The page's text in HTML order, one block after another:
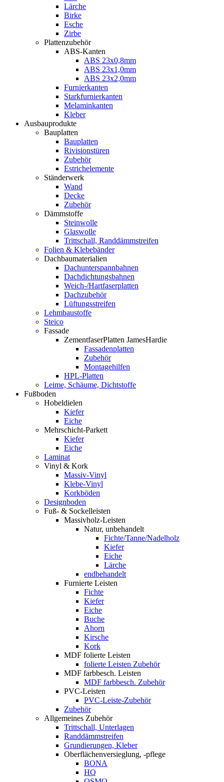
Lärche
Birke
Esche
Zirbe
Plattenzubehör
ABS-Kanten
ABS 23x0,8mm
ABS 23x1,0mm
ABS 23x2,0mm
Furnierkanten
Starkfurnierkanten
Melaminkanten
Kleber
Ausbauprodukte
Bauplatten
Bauplatten
Rivisionstüren
Zubehör
Estrichelemente
Ständerwerk
Wand
Decke
Zubehör
Dämmstoffe
Steinwolle
Glaswolle
Trittschall, Randdämmstreifen
Folien & Klebebänder
Dachbaumaterialien
Dachunterspannbahnen
Dachdichtungsbahnen
Weich-/Hartfaserplatten
Dachzubehör
Lüftungsstreifen
Lehmbaustoffe
Steico
Fassade
ZementfaserPlatten JamesHardie
Fassadenplatten
Zubehör
Montagehilfen
HPL-Platten
Leime, Schäume, Dichtstoffe
Fußboden
Hobeldielen
Kiefer
Eiche
Mehrschicht-Parkett
Kiefer
Eiche
Laminat
Vinyl & Kork
Massiv-Vinyl
Klebe-Vinyl
Korkböden
Designboden
Fuß- & Sockelleisten
Massivholz-Leisten
Natur, unbehandelt
Fichte/Tanne/Nadelholz
Kiefer
Eiche
Lärche
endbehandelt
Furnierte Leisten
Fichte
Kiefer
Eiche
Buche
Ahorn
Kirsche
Kork
MDF folierte Leisten
folierte Leisten Zubehör
MDF farbbesch. Leisten
MDF farbbesch. Zubehör
PVC-Leisten
PVC-Leiste-Zubehör
Zubehör
Allgemeines Zubehör
Trittschall, Unterlagen
Randdämmstreifen
Grundierungen, Kleber
Oberflächenversieglung, -pflege
BONA
HQ